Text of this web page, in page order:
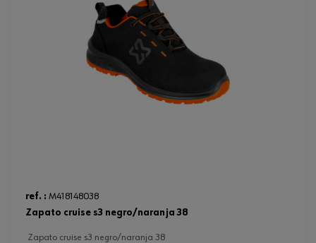
ref. : M418148038
zapato cruise s3 negro/naranja 38
zapato cruise s3 negro/naranja 38